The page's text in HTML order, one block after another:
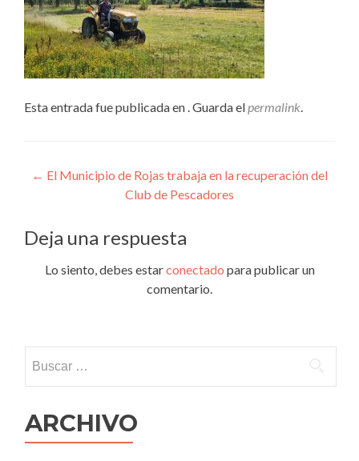
Esta entrada fue publicada en . Guarda elpermalink.
Navegación
entradas
← El Municipio de Rojas trabaja en la recuperación del
Club de Pescadores
Deja una respuesta
Lo siento, debes estarconectado para publicar un
comentario.
ARCHIVO